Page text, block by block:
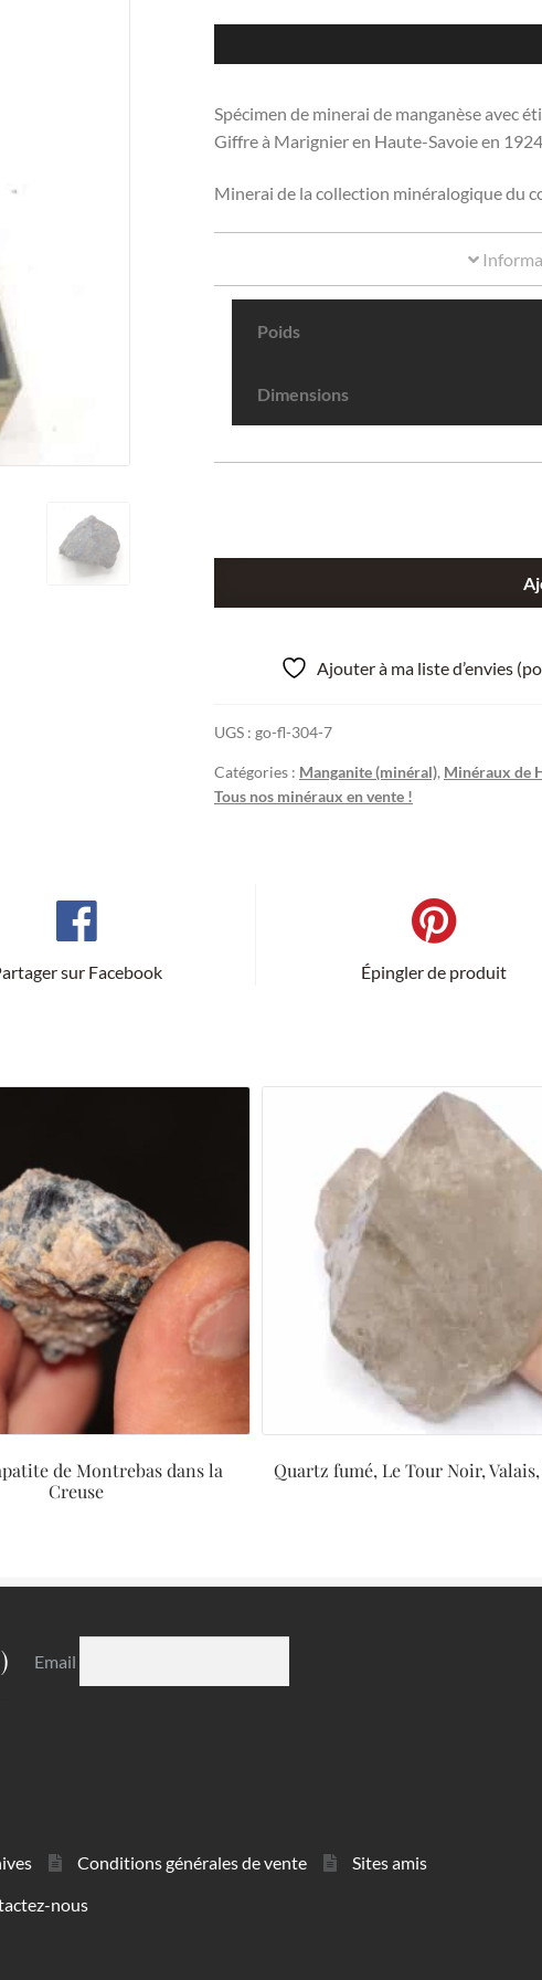
Spécimen de minerai de manganèse avec
Giffre à Marignier en Haute-Savoie en 1924.
Minerai de la collection minéralogique du
Poids
Dimensions
Manganèse,
du
Giffre,
Haute-
Ajouter à ma liste d’envies
UGS : go-fl-304-7
Catégories : Manganite (minéral), Minéraux de
Tous nos minéraux en vente !
sur Facebook Épingler de produit
de Montrebas dans la
Creuse
Quartz fumé, Le Tour Noir, Valais,
Email
Conditions générales de vente
Sites amis
nous